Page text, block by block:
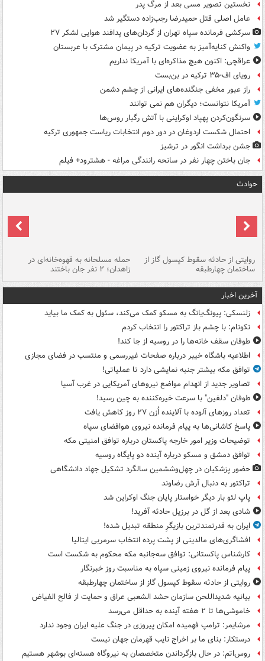
نخستین تصویر مسی بعد از مرگ پدر
عامل اصلی قتل حمیدرضا رجب‌زاده دستگیر شد
سرکشی فرمانده سپاه تهران از گردان‌های پدافند هوایی لشکر ۲۷
واکنش کنایه‌آمیز به عضویت ترکیه در پیمان مشترک با عربستان
عراقچی: اکنون هیچ مذاکره‌ای با آمریکا نداریم
رویای اف-۳۵ ترکیه در بن‌بست
راز عبور مخفی جنگنده‌های ایرانی از چشم دشمن
آمریکا نتوانست؛ دیگران هم نمی توانند
سرنگون‌کردن پهپاد اوکراینی با آتش رگبار روس‌ها
احتمال شکست اردوغان در دور دوم انتخابات ریاست جمهوری ترکیه
جشن برداشت انگور در ترشیز
جان باختن چهار نفر در سانحه رانندگی مراغه - هشترود+ فیلم
حوادث
روایتی از حادثه سقوط کپسول گاز از
ساختمان چهارطبقه
حمله مسلحانه به قهوه‌خانه‌ای در
زاهدان؛ ۲ نفر جان باختند
آخرین اخبار
زلنسکی: پیونگ‌یانگ به مسکو کمک می‌کند، سئول به کمک ما بیاید
نکونام: با چشم باز تراکتور را انتخاب کردم
طوفان سقف خانه‌ها را در روسیه از جا ‌کند!
اطلاعیه باشگاه خیبر درباره صفحات غیررسمی و منتسب در فضای مجازی
توافق مکه بیشتر جنبه نمایشی دارد تا عملیاتی!
تصاویر جدید از انهدام مواضع نیروهای آمریکایی در غرب آسیا
طوفان "دلفین" با سرعت خیره‌کننده به چین رسید!
تعداد روزهای آلوده با آلاینده اُزن ۲۷ روز کاهش یافت
پاسخ کاشانی‌ها به پیام فرمانده نیروی هوافضای سپاه
توضیحات وزیر امور خارجه پاکستان درباره توافق امنیتی مکه
توافق دمشق و مسکو درباره آینده دو پایگاه روسیه
حضور پزشکیان در چهل‌وششمین سالگرد تشکیل جهاد دانشگاهی
تراکتور به دنبال آرش رضاوند
پاپ لئو بار دیگر خواستار پایان جنگ اوکراین شد
شادی بعد از گل در برزیل حادثه آفرید!
ایران به قدرتمندترین بازیگرِ منطقه تبدیل شده!
افشاگری‌های مالدینی از پشت پرده انتخاب سرمربی ایتالیا
کارشناس پاکستانی: توافق سه‌جانبه مکه محکوم به شکست است
پیام فرمانده نیروی زمینی سپاه به مناسبت روز خبرنگار
روایتی از حادثه سقوط کپسول گاز از ساختمان چهارطبقه
بیانیه شدیداللحن سازمان حشد الشعبی عراق و حمایت از فالح الفیاض
خاموشی‌ها تا ۲ هفته آینده به حداقل می‌رسد
مرشایمر: ترامپ فهمیده امکان پیروزی در جنگ علیه ایران وجود ندارد
درستکار: بنای ما بر اخراج نایب قهرمان جهان نیست
روس‌اتم: در حال بازگرداندن متخصصان به نیروگاه هسته‌ای بوشهر هستیم